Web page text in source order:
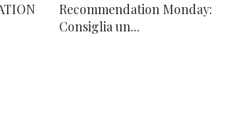
Recommendation Monday:
Consiglia un...